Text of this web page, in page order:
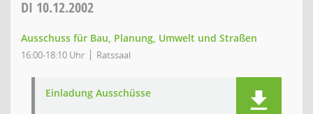
DI 10.12.2002
Ausschuss für Bau, Planung, Umwelt und Straßen
16:00-18:10 Uhr Ratssaal
Einladung Ausschüsse